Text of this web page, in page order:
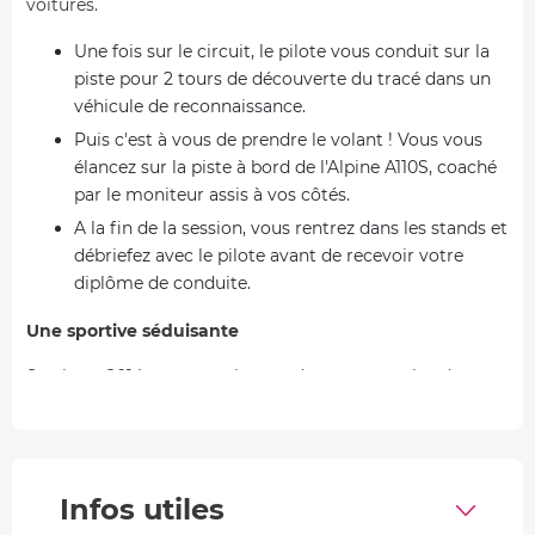
Une fois sur le circuit, le pilote vous conduit sur la
piste pour 2 tours de découverte du tracé dans un
véhicule de reconnaissance.
Puis c'est à vous de prendre le volant ! Vous vous
élancez sur la piste à bord de l'Alpine A110S, coaché
par le moniteur assis à vos côtés.
A la fin de la session, vous rentrez dans les stands et
débriefez avec le pilote avant de recevoir votre
diplôme de conduite.
Une sportive séduisante
Sortie en 2014, cette version moderne et sportive de
propulse à 100 km/h en 4,4 secondes. Sa vitesse de pointe
Infos utiles